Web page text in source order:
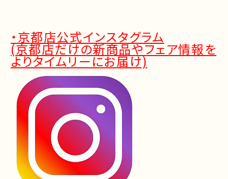
・京都店公式インスタグラム
(京都店だけの新商品やフェア情報を
よりタイムリーにお届け)